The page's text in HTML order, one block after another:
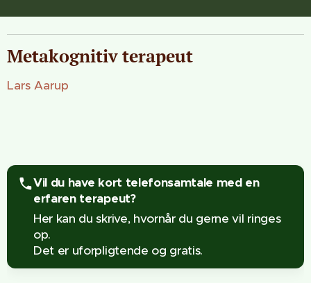
Metakognitiv terapeut
Lars Aarup
Vil du have kort telefonsamtale med en
erfaren terapeut?
Her kan du skrive, hvornår du gerne vil ringes
op.
Det er uforpligtende og gratis.